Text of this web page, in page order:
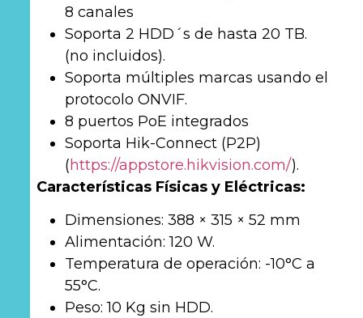
8 canales
Soporta 2 HDD´s de hasta 20 TB.
(no incluidos).
Soporta múltiples marcas usando el
protocolo ONVIF.
8 puertos PoE integrados
Soporta Hik-Connect (P2P)
(https://appstore.hikvision.com/).
Características Físicas y Eléctricas:
Dimensiones: 388 × 315 × 52 mm
Alimentación: 120 W.
Temperatura de operación: -10°C a
55°C.
Peso: 10 Kg sin HDD.